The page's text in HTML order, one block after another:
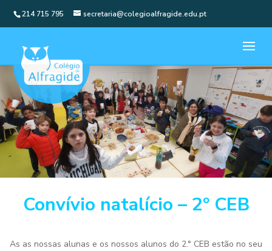
214 715 795 secretaria@colegioalfragide.edu.pt
Convívio natalício – 2º CEB
As as nossas alunas e os nossos alunos do 2.° CEB estão no seu